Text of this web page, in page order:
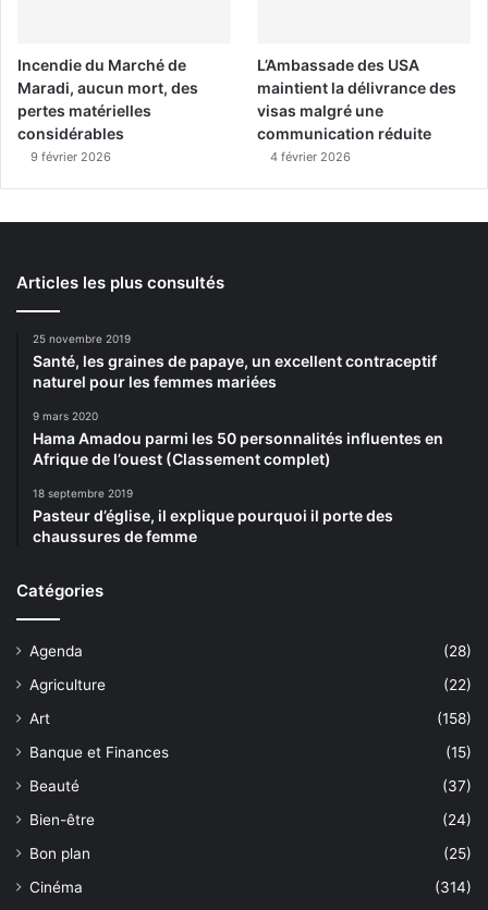
Incendie du Marché de
Maradi, aucun mort, des
pertes matérielles
considérables
9 février 2026
L’Ambassade des USA
maintient la délivrance des
visas malgré une
communication réduite
4 février 2026
Articles les plus consultés
25 novembre 2019
Santé, les graines de papaye, un excellent contraceptif
naturel pour les femmes mariées
9 mars 2020
Hama Amadou parmi les 50 personnalités influentes en
Afrique de l’ouest (Classement complet)
18 septembre 2019
Pasteur d’église, il explique pourquoi il porte des
chaussures de femme
Catégories
Agenda
(28)
Agriculture
(22)
Art
(158)
Banque et Finances
(15)
Beauté
(37)
Bien-être
(24)
Bon plan
(25)
Cinéma
(314)